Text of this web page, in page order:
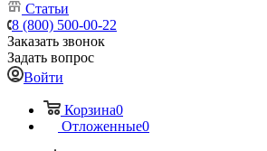
Статьи
8 (800) 500-00-22
Заказать звонок
Задать вопрос
Войти
Корзина0
Отложенные0